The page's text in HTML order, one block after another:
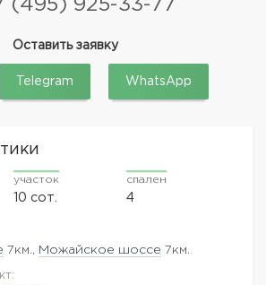
(495) 925-33-77
Оставить заявку
Telegram WhatsApp
участок
10 сот.
спален
4
7км., Можайское шоссе 7км.